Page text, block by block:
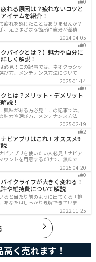
0
れる原因は？疲れないコツと
イテムを紹介！
疲れを感じたことはありませんか？
、足さまざまな箇所に疲労が蓄積し
できるなら楽に乗りたいですよね。
ねておけば今よりもっと快適に走行
2024-04-05
0
クバイクとは？】魅力や自分に
しく解説！
必見！この記事では、ネオクラシッ
び方、メンテナンス方法について解
ネオクラシックバイクは、見た目と
る人に最適なです。この記事を読め
バイクの魅力が理解できます。
2025-01-14
0
とは？メリット・デメリット
説！
興味がある方必見！この記事では、
魅力や選び方、メンテナンス方法な
。実は、ネイキッドバイクは、操作
心者にも優しいバイクです。この記
ッドバイクへの理解が深まります。
2025-02-19
2
ビアプリはこれ！オススメ9
ビアプリを使いたい人必見！ナビア
ウントを用意するだけで、無料です
ます。インカムがあれば音声案内も
中したまま簡単にルートの把握がで
地やツーリングなどで活躍すること
メナビアプリを紹介します。
2025-04-20
0
イクライフが大きく変わる！
や維持費について解説
ると当たり前のように出てくる「排
あなたはしっかり理解できています
と違い、排気量によって必要な免
分・車検の有無などが細かく変わっ
バイクライフに大きく関わるもので
しておきましょう。
2022-11-25
く売れます！